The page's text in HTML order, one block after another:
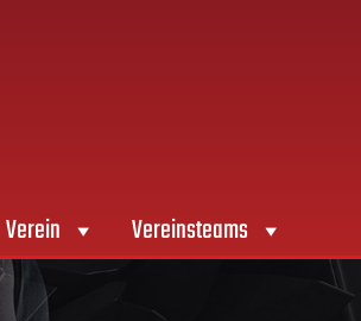
Verein Vereinsteams